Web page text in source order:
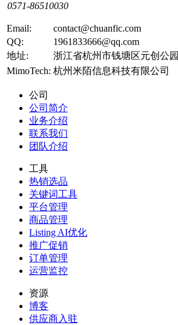
0571-86510030
Email:
contact@chuanfic.com
QQ:
1961833666@qq.com
地址:
浙江省杭州市钱塘区元创公园
MimoTech: 杭州米陌信息科技有限公司
公司
公司简介
业务介绍
联系我们
团队介绍
工具
热销选品
关键词工具
平台管理
商品管理
Listing AI优化
推广促销
订单管理
运营监控
资源
博客
供应商入驻